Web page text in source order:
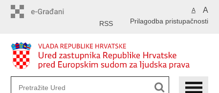
A A
Prilagodba pristupačnosti
RSS